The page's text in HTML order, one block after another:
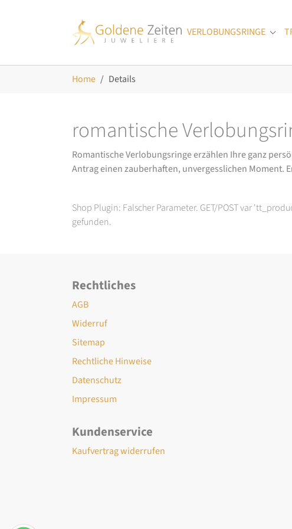
VERLOBUNGSRINGE
Home Details
romantische
Romantische Verlobungsringe erzählen Ihre ganz
Antrag einen zauberhaften, unvergesslichen Moment.
Shop Plugin: Falscher Parameter. GET/POST var
gefunden.
Rechtliches
AGB
Widerruf
Sitemap
Rechtliche Hinweise
Datenschutz
Impressum
Kundenservice
Kaufvertrag widerrufen